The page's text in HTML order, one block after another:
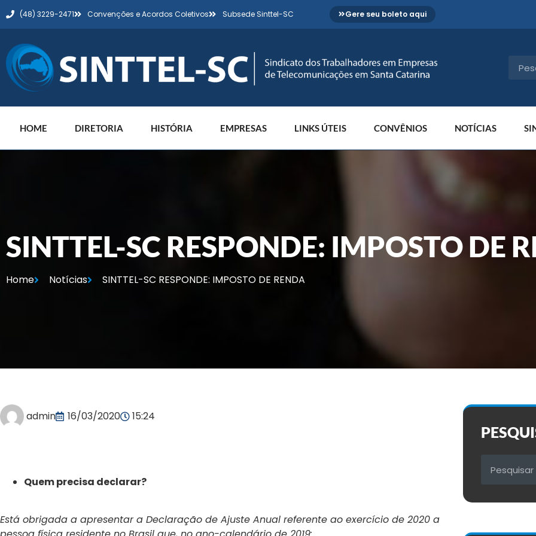
(48) 3229-2471 Convenções e Acordos Coletivos Subsede Sinttel-SC Gere seu boleto aqui
HOME DIRETORIA HISTÓRIA EMPRESAS LINKS ÚTEIS CONVÊNIOS NOTÍCIAS
SINTTEL-SC RESPONDE: IMPOSTO DE
Home Notícias SINTTEL-SC RESPONDE: IMPOSTO DE RENDA
admin 16/03/2020 15:24
Quem precisa declarar?
Está obrigada a apresentar a Declaração de Ajuste Anual referente ao exercício de 2020 a